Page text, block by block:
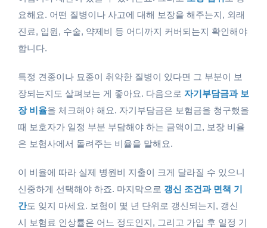
요해요. 어떤 질병이나 사고에 대해 보장을 해주는지, 외래
진료, 입원, 수술, 약제비 등 어디까지 커버되는지 확인해야
합니다.
특정 견종이나 묘종이 취약한 질병이 있다면 그 부분이 보
장되는지도 살펴보는 게 좋아요. 다음으로 자기부담금과 보
장 비율을 체크해야 해요. 자기부담금은 보험금을 청구했을
때 보호자가 일정 부분 부담해야 하는 금액이고, 보장 비율
은 보험사에서 돌려주는 비율을 말해요.
이 비율에 따라 실제 병원비 지출이 크게 달라질 수 있으니
신중하게 선택해야 하죠. 마지막으로 갱신 조건과 면책 기
간도 잊지 마세요. 보험이 몇 년 단위로 갱신되는지, 갱신
시 보험료 인상률은 어느 정도인지, 그리고 가입 후 일정 기